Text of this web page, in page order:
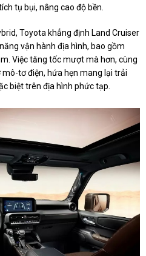
tụ bụi, nâng cao độ bền.
Toyota khẳng định Land Cruiser
vận hành địa hình, bao gồm
Việc tăng tốc mượt mà hơn, cùng
tơ điện, hứa hẹn mang lại trải
biệt trên địa hình phức tạp.